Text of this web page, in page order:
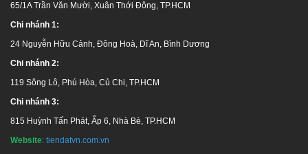
65/1A Trần Văn Mười, Xuân Thới Đông, TP.HCM
Chi nhánh 1:
24 Nguyễn Hữu Cảnh, Đông Hoà, Dĩ An, Bình Dương
Chi nhánh 2:
119 Sông Lô, Phú Hòa, Củ Chi, TP.HCM
Chi nhánh 3:
815 Huỳnh Tấn Phát, Ấp 6, Nhà Bè, TP.HCM
Website: tiendatvn.com.vn